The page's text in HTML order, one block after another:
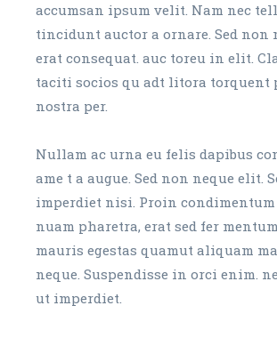
accumsan ipsum velit. Nam nec
tincidunt auctor a ornare. Sed non
erat consequat. auc toreu in elit.
taciti socios qu adt litora torquent
nostra per.
Nullam ac urna eu felis dapibus
ame t a augue. Sed non neque elit.
imperdiet nisi. Proin
nuam pharetra, erat sed fer
mauris egestas quamut aliquam
neque. Suspendisse in orci enim.
ut imperdiet.